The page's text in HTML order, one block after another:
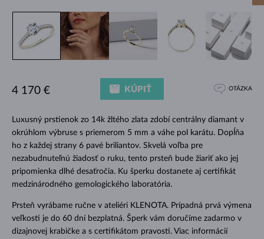
Luxusný prstienok zo 14k žltého zlata zdobí centrálny diamant v
okrúhlom výbruse s priemerom 5 mm a váhe pol karátu. Dopĺňa
ho z každej strany 6 pavé briliantov. Skvelá voľba pre
nezabudnuteľnú žiadosť o ruku, tento prsteň bude žiariť ako jej
pripomienka dlhé desaťročia. Ku šperku dostanete aj certifikát
medzinárodného gemologického laboratória.
Prsteň vyrábame ručne v ateliéri KLENOTA. Prípadná prvá výmena
veľkosti je do 60 dní bezplatná. Šperk vám doručíme zadarmo v
dizajnovej krabičke a s certifikátom pravosti. Viac informácií
4 170 € KÚPIŤ OTÁZKA